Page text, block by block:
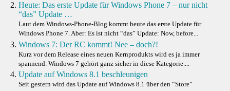
Heute: Das erste Update für Windows Phone 7 – nur nicht
“das” Update …
Laut dem Windows-Phone-Blog kommt heute das erste Update für
Windows Phone 7. Aber: Es ist nicht “das” Update: Now, before...
Windows 7: Der RC kommt! Nee – doch?!
Kurz vor dem Release eines neuen Kernprodukts wird es ja immer
spannend. Windows 7 gehört ganz sicher in diese Kategorie....
Update auf Windows 8.1 beschleunigen
Seit gestern wird das Update auf Windows 8.1 über den “Store”